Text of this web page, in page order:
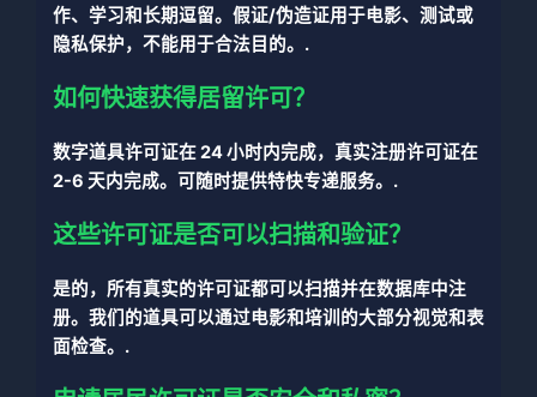
作、学习和长期逗留。假证/伪造证用于电影、测试或
隐私保护，不能用于合法目的。.
如何快速获得居留许可？
数字道具许可证在 24 小时内完成，真实注册许可证在
2-6 天内完成。可随时提供特快专递服务。.
这些许可证是否可以扫描和验证？
是的，所有真实的许可证都可以扫描并在数据库中注
册。我们的道具可以通过电影和培训的大部分视觉和表
面检查。.